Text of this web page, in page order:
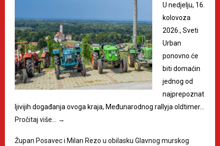
U nedjelju, 16.
kolovoza
2026., Sveti
Urban
ponovno će
biti domaćin
jednog od
najprepoznat
ljivijih događanja ovoga kraja, Međunarodnog rallyja oldtimer…
Pročitaj više…
→
Župan Posavec i Milan Rezo u obilasku Glavnog murskog